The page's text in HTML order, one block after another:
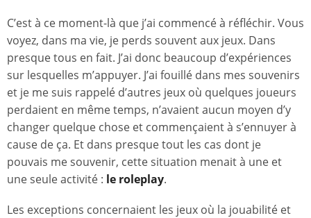
C’est à ce moment-là que j’ai commencé à réfléchir. Vous
voyez, dans ma vie, je perds souvent aux jeux. Dans
presque tous en fait. J’ai donc beaucoup d’expériences
sur lesquelles m’appuyer. J’ai fouillé dans mes souvenirs
et je me suis rappelé d’autres jeux où quelques joueurs
perdaient en même temps, n’avaient aucun moyen d’y
changer quelque chose et commençaient à s’ennuyer à
cause de ça. Et dans presque tout les cas dont je
pouvais me souvenir, cette situation menait à une et
une seule activité : le roleplay.
Les exceptions concernaient les jeux où la jouabilité et